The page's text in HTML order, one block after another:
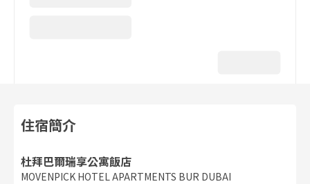
住宿簡介
杜拜巴爾瑞享公寓飯店
MOVENPICK HOTEL APARTMENTS BUR DUBAI